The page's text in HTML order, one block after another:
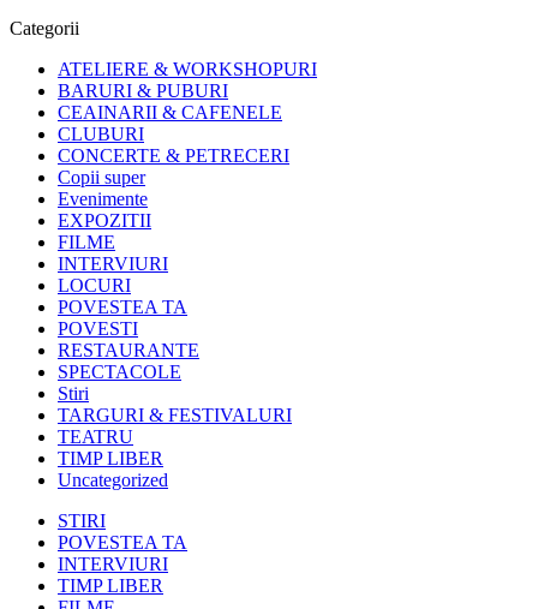
Categorii
ATELIERE & WORKSHOPURI
BARURI & PUBURI
CEAINARII & CAFENELE
CLUBURI
CONCERTE & PETRECERI
Copii super
Evenimente
EXPOZITII
FILME
INTERVIURI
LOCURI
POVESTEA TA
POVESTI
RESTAURANTE
SPECTACOLE
Stiri
TARGURI & FESTIVALURI
TEATRU
TIMP LIBER
Uncategorized
STIRI
POVESTEA TA
INTERVIURI
TIMP LIBER